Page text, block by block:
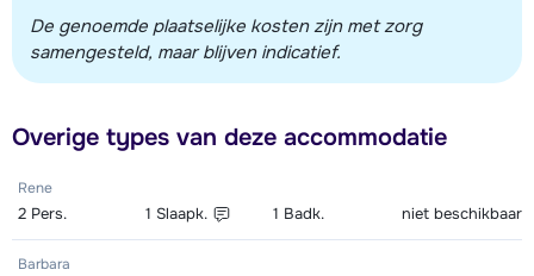
De genoemde plaatselijke kosten zijn met zorg
samengesteld, maar blijven indicatief.
Overige types van deze accommodatie
Rene
2 Pers. 1 Slaapk. 1 Badk. niet beschikbaar
Barbara